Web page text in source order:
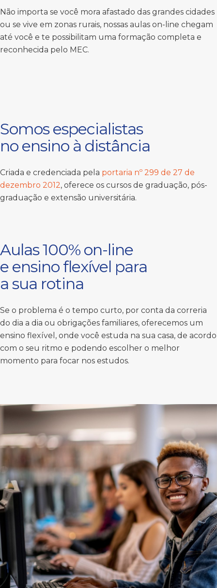
Não importa se você mora afastado das grandes cidades
ou se vive em zonas rurais, nossas aulas on-line chegam
até você e te possibilitam uma formação completa e
reconhecida pelo MEC.
Somos especialistas
no ensino à distância
Criada e credenciada pela portaria nº 299 de 27 de
dezembro 2012, oferece os cursos de graduação, pós-
graduação e extensão universitária.
Aulas 100% on-line
e ensino flexível para
a sua rotina
Se o problema é o tempo curto, por conta da correria
do dia a dia ou obrigações familiares, oferecemos um
ensino flexível, onde você estuda na sua casa, de acordo
com o seu ritmo e podendo escolher o melhor
momento para focar nos estudos.